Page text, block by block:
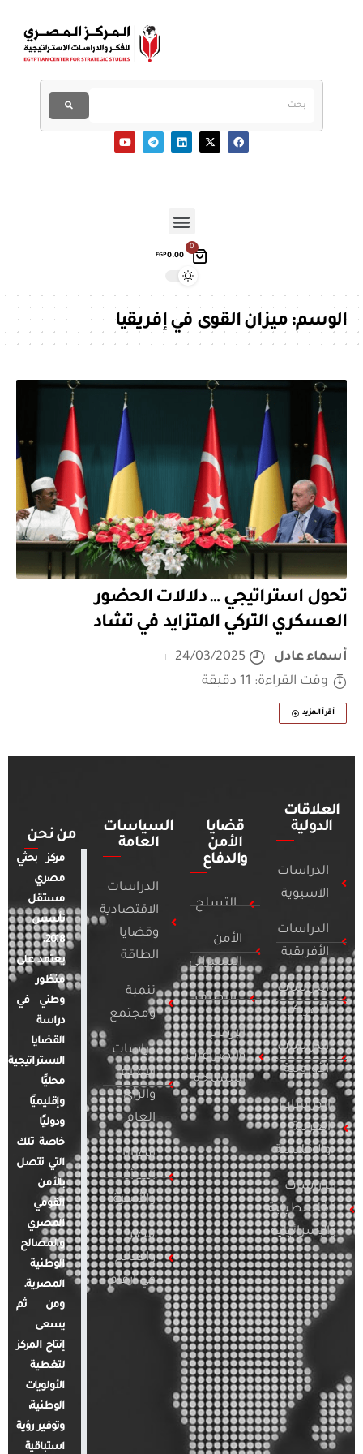
0
EGP0.00
الوسم:ميزان القوى في إفريقيا
تحول استراتيجي … دلالات الحضور
العسكري التركي المتزايد في تشاد
أسماء عادل
24/03/2025
وقت القراءة: 11 دقيقة
أقرأ المزيد
العلاقات
الدولية
الدراسات
الآسيوية
الدراسات
الأفريقية
الدراسات
الأمريكية
الدراسات
الأوروبية
الدراسات
العربية
والإقليمية
الدراسات
الفلسطينية
والإسرائيلية
قضايا
الأمن
والدفاع
التسلح
الأمن
السيبراني
التطرف
الإرهاب
والصراعات
المسلحة
السياسات
العامة
الدراسات
الاقتصادية
وقضايا
الطاقة
تنمية
ومجتمع
دراسات
الإعلام
والرأي
العام
قضايا
المرأة
والأسرة
مصر
والعالم
في أرقام
من نحن
مركز بحثي
مصري
مستقل
تأسس
2018.
يعتمد على
منظور
وطني في
دراسة
القضايا
الاستراتيجية
محليًا
وإقليميًا
ودوليًا
خاصة تلك
التي تتصل
بالأمن
القومي
المصري
والمصالح
الوطنية
المصرية.
ومن ثم
يسعى
إنتاج المركز
لتغطية
الأولويات
الوطنية،
وتوفير رؤية
استباقية